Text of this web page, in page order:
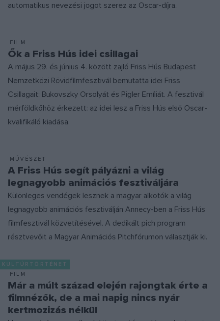
automatikus nevezési jogot szerez az Oscar-díjra.
FILM
Ők a Friss Hús idei csillagai
A május 29. és június 4. között zajló Friss Hús Budapest
Nemzetközi Rövidfilmfesztivál bemutatta idei Friss
Csillagait: Bukovszky Orsolyát és Pigler Emíliát. A fesztivál
mérföldkőhöz érkezett: az idei lesz a Friss Hús első Oscar-
kvalifikáló kiadása.
MŰVÉSZET
A Friss Hús segít pályázni a világ
legnagyobb animációs fesztiváljára
Különleges vendégek lesznek a magyar alkotók a világ
legnagyobb animációs fesztiválján Annecy-ben a Friss Hús
filmfesztivál közvetítésével. A dedikált pich program
résztvevőit a Magyar Animációs Pitchfórumon választják ki.
KULTÚRTÖRTÉNET
FILM
Már a múlt század elején rajongtak érte a
filmnézők, de a mai napig nincs nyár
kertmozizás nélkül